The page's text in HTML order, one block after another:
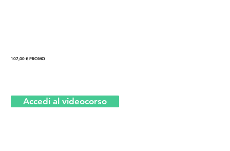
Accedi al videocorso
107,00 € PROMO